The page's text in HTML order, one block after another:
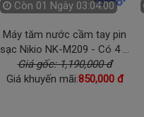
Còn 01 Ngày 03:03:59
Máy tăm nước cầm tay pin
sạc Nikio NK-M209 - Có 4 ...
Giá gốc: 1,190,000 đ
Giá khuyến mãi:850,000 đ